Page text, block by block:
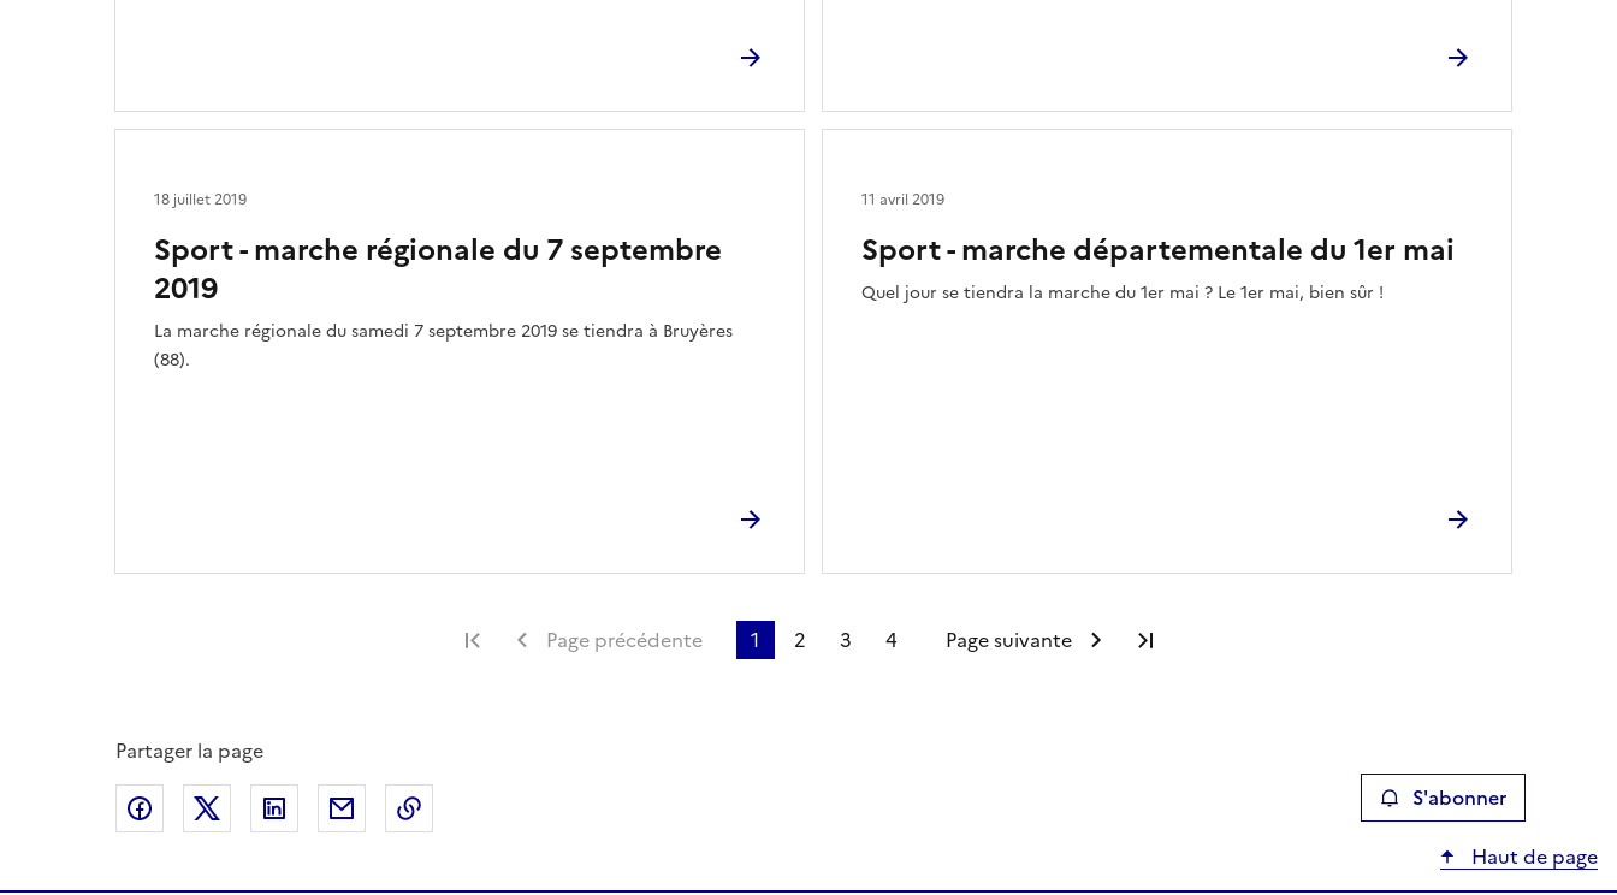
Sport - marche régionale du 7 septembre
2019
La marche régionale du samedi 7 septembre 2019 se tiendra à Bruyères
(88).
18 juillet 2019
Sport - marche départementale du 1er mai
Quel jour se tiendra la marche du 1er mai ? Le 1er mai, bien sûr !
11 avril 2019
Première page
Page précédente 1 2 3 4 Page suivante
Partager la page
Partager sur Facebook
Partager sur XPartager sur LinkedIn
Partager par email S'abonner
Haut de page